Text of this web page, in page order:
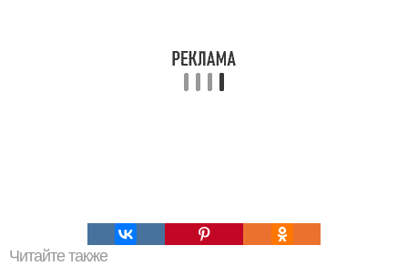
Читайте также